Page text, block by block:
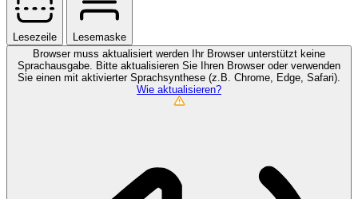
Lesezeile
Lesemaske
Browser muss aktualisiert werden
Ihr Browser unterstützt keine
Sprachausgabe. Bitte aktualisieren Sie Ihren Browser oder verwenden
Sie einen mit aktivierter Sprachsynthese (z.B. Chrome, Edge, Safari).
Wie aktualisieren?